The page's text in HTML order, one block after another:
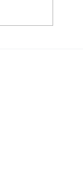
La Teoría de